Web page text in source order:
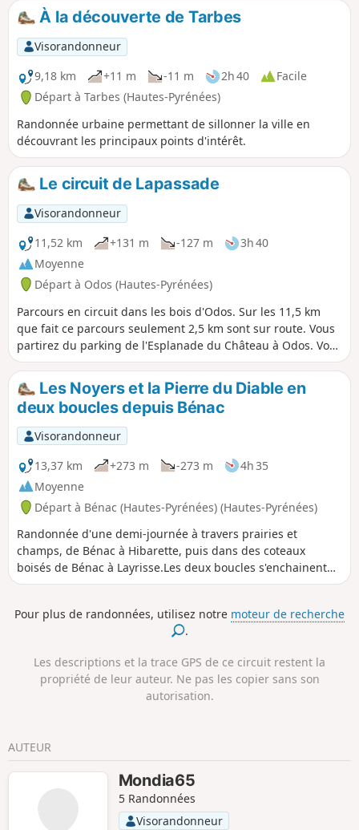
À la découverte de Tarbes
Visorandonneur
9,18 km
+11 m -11 m 2h 40
Facile
Départ à Tarbes (Hautes-Pyrénées)
Randonnée urbaine permettant de sillonner la ville en
découvrant les principaux points d'intérêt.
Le circuit de Lapassade
Visorandonneur
11,52 km
+131 m -127 m
3h 40
Moyenne
Départ à Odos (Hautes-Pyrénées)
Parcours en circuit dans les bois d'Odos. Sur les 11,5 km
que fait ce parcours seulement 2,5 km sont sur route. Vous
partirez du parking de l'Esplanade du Château à Odos. Vous
passerez successivement par le Bouscarou, le Château de la
Passade, le Turon du Balabay, les Vignettes, le chemin de
crête au-dessus d'Hibarette. Le retour en descente passe
par Biouès, la Passade, le chemin d'Odos à Louey et celui de
Beyrède. Un dernier petit bout de route avant l'arrivée au
château. Agréable parcours à faire en marche nordique en
2h30 pour les plus sportifs ou à VTT en 1h30.
Les Noyers et la Pierre du Diable en
deux boucles depuis Bénac
Visorandonneur
13,37 km
+273 m -273 m
4h 35
Moyenne
Départ à Bénac (Hautes-Pyrénées) (Hautes-Pyrénées)
Randonnée d'une demi-journée à travers prairies et
champs, de Bénac à Hibarette, puis dans des coteaux
boisés de Bénac à Layrisse.Les deux boucles s'enchainent
sans difficulté, en 3h30 pour des randonneurs et en 4 h
marche nordique et il se fait alors en 2h30 ou 3h.La
deuxième partie est bien adaptée pour faire quelques
Pour plus de randonnées, utilisez notre moteur de recherche
.
Les descriptions et la trace GPS de ce circuit restent la
propriété de leur auteur. Ne pas les copier sans son
autorisation.
AUTEUR
Mondia65
5 Randonnées
Visorandonneur